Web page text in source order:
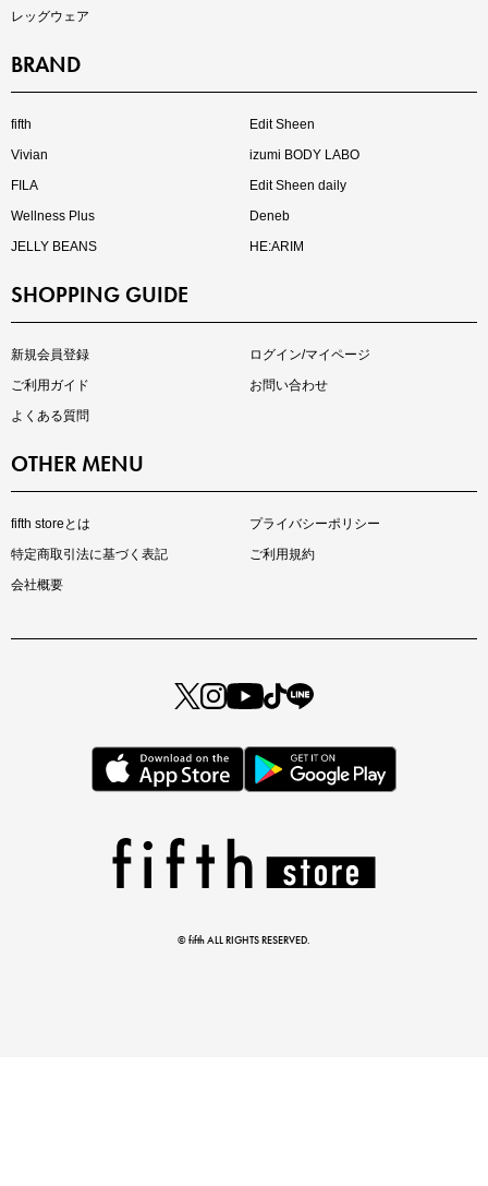
インスタライブ【8.7配信】
大人の着映えアイテム5選
マストバイアイテム
この夏の主役確定！
レッグウェア
BRAND
fifth
Edit Sheen
Vivian
izumi BODY LABO
FILA
Edit Sheen daily
Wellness Plus
Deneb
JELLY BEANS
HE:ARIM
SHOPPING GUIDE
新規会員登録
ログイン/マイページ
ご利用ガイド
お問い合わせ
よくある質問
OTHER MENU
fifth storeとは
プライバシーポリシー
特定商取引法に基づく表記
ご利用規約
会社概要
© fifth ALL RIGHTS RESERVED.